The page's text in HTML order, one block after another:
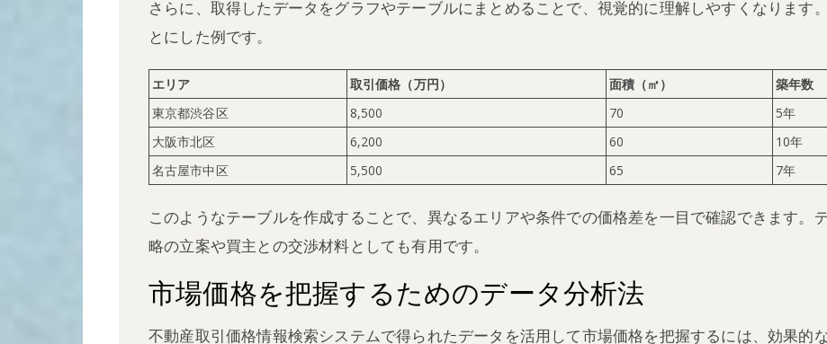
さらに、取得したデータをグラフやテーブルにまとめることで、視覚的に理解しやすくなります
とにした例です。
エリア 取引価格（万円） 面積（㎡） 築年数
東京都渋谷区
8,500 70 5年
大阪市北区
6,200 60 10年
名古屋市中区
5,500 65 7年
このようなテーブルを作成することで、異なるエリアや条件での価格差を一目で確認できます。
略の立案や買主との交渉材料としても有用です。
市場価格を把握するためのデータ分析法
不動産取引価格情報検索システムで得られたデータを活用して市場価格を把握するには、効果的